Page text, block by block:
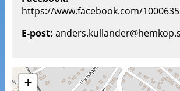
https://www.facebook.com/
E-post:
+